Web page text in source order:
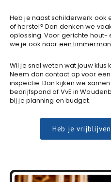
Heb je naast schilderwerk ook
of herstel? Dan denken we
oplossing. Voor gerichte hout-
we je ook naar een
Wil je snel weten wat jouw klus
Neem dan contact op voor
inspectie. Dan kijken we
bedrijfspand of VvE in
bij je planning en budget.
Heb je